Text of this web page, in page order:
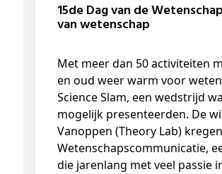
15de Dag van de Wetenschap dompelt jong en oud onder in wondere wereld
van wetenschap
Met meer dan 50 activiteiten maakte de Dag van de Wetenschap aan UHasselt jong
en oud weer warm voor
Science Slam, een wedstrijd
mogelijk presenteerden. De
Vanoppen (Theory Lab)
Wetenschapscommunicatie,
die jarenlang met veel passie